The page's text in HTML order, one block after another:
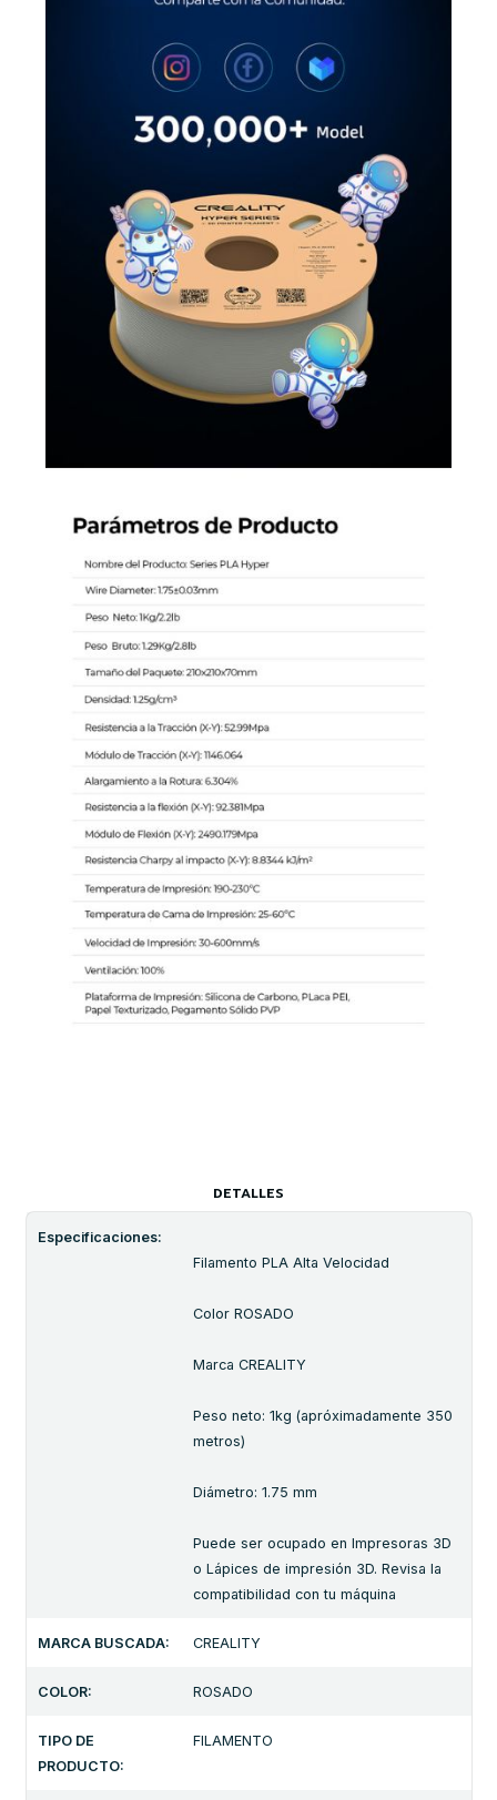
DETALLES
Especificaciones:
Filamento PLA Alta Velocidad
Color ROSADO
Marca CREALITY
Peso neto: 1kg (apróximadamente 350
metros)
Diámetro: 1.75 mm
Puede ser ocupado en Impresoras 3D
o Lápices de impresión 3D. Revisa la
compatibilidad con tu máquina
MARCA BUSCADA: CREALITY
COLOR: ROSADO
TIPO DE
PRODUCTO:
FILAMENTO